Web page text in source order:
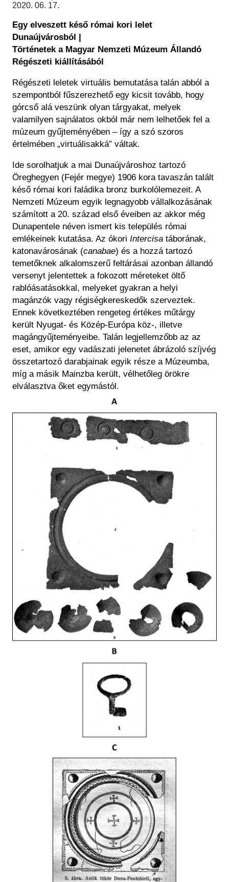
Régészet
Felnőttképzés
Közérdekű adatok
Történeti Fényképtár
Éremtár
2020. 06. 17.
Egy elveszett késő római kori lelet
Dunaújvárosból |
Történetek a Magyar Nemzeti Múzeum Állandó
Régészeti kiállításából
Régészeti leletek virtuális bemutatása talán abból a
szempontból fűszerezhető egy kicsit tovább, hogy
górcső alá veszünk olyan tárgyakat, melyek
valamilyen sajnálatos okból már nem lelhetőek fel a
múzeum gyűjteményében – így a szó szoros
értelmében „virtuálisakká” váltak.
Ide sorolhatjuk a mai Dunaújvároshoz tartozó
Öreghegyen (Fejér megye) 1906 kora tavaszán talált
késő római kori faládika bronz burkolólemezeit. A
Nemzeti Múzeum egyik legnagyobb vállalkozásának
számított a 20. század első éveiben az akkor még
Dunapentele néven ismert kis település római
emlékeinek kutatása. Az ókori Intercisa táborának,
katonavárosának (canabae) és a hozzá tartozó
temetőknek alkalomszerű feltárásai azonban állandó
versenyt jelentettek a fokozott méreteket öltő
rablóásatásokkal, melyeket gyakran a helyi
magánzók vagy régiségkereskedők szerveztek.
Ennek következtében rengeteg értékes műtárgy
került Nyugat- és Közép-Európa köz-, illetve
magángyűjteményeibe. Talán legjellemzőbb az az
eset, amikor egy vadászati jelenetet ábrázoló szíjvég
összetartozó darabjainak egyik része a Múzeumba,
míg a másik Mainzba került, vélhetőleg örökre
elválasztva őket egymástól.